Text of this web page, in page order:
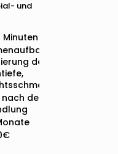
und
Minuten
der
der